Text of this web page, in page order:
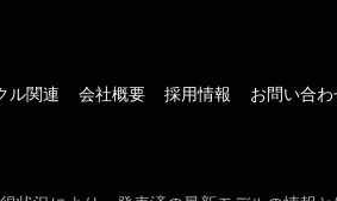
ル関連 会社概要 採用情報 お問い合わ